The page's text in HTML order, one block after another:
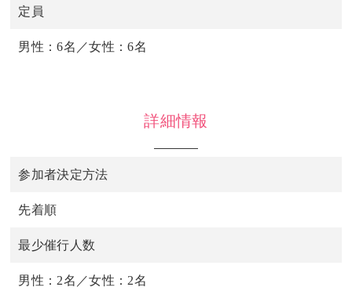
定員
男性：6名／女性：6名
詳細情報
参加者決定方法
先着順
最少催行人数
男性：2名／女性：2名